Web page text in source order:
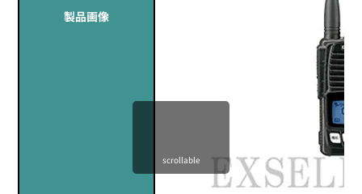
定価:オープン価格
防水マイクロフォンタイピンマイク(ノーマルタイプ)
製品画像
scrollable